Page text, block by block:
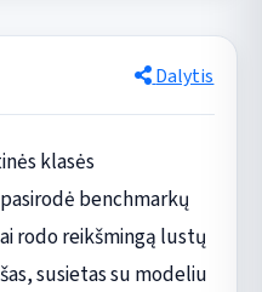
Dalytis
klasės
benchmarkų
rodo reikšmingą lustų
susietas su modeliu